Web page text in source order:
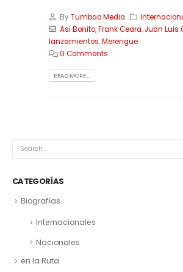
ByTumbao Media
Asi Bonito,Frank Ceara, Juan Luis
lanzamientos,Merengue
0 Comments
READ MORE...
CATEGORÍAS
Biografías
Internacionales
Nacionales
en la Ruta